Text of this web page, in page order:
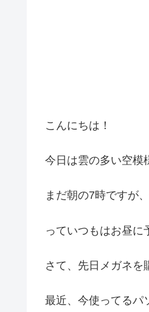
こんにちは！
今日は雲の多い空模
まだ朝の7時ですが
っていつもはお昼に
さて、先日メガネを
最近、今使ってるパ